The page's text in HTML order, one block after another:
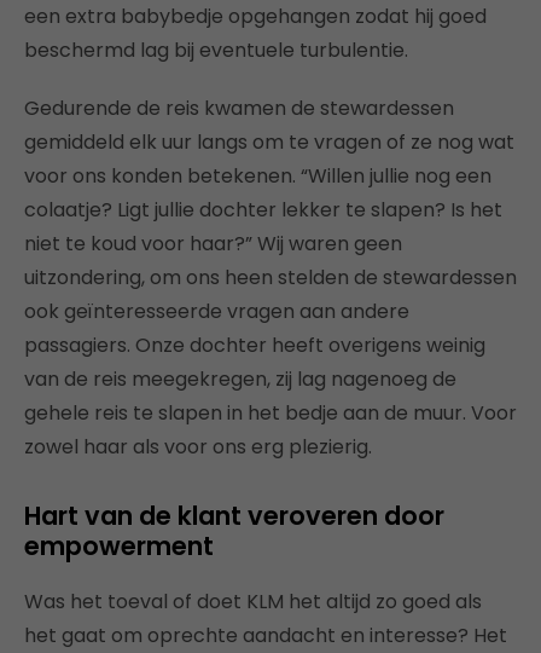
een extra babybedje opgehangen zodat hij goed
beschermd lag bij eventuele turbulentie.
Gedurende de reis kwamen de stewardessen
gemiddeld elk uur langs om te vragen of ze nog wat
voor ons konden betekenen. “Willen jullie nog een
colaatje? Ligt jullie dochter lekker te slapen? Is het
niet te koud voor haar?” Wij waren geen
uitzondering, om ons heen stelden de stewardessen
ook geïnteresseerde vragen aan andere
passagiers. Onze dochter heeft overigens weinig
van de reis meegekregen, zij lag nagenoeg de
gehele reis te slapen in het bedje aan de muur. Voor
zowel haar als voor ons erg plezierig.
Hart van de klant veroveren door
empowerment
Was het toeval of doet KLM het altijd zo goed als
het gaat om oprechte aandacht en interesse? Het